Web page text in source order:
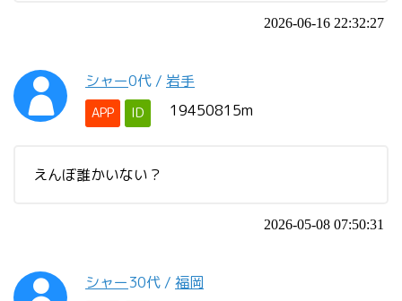
2026-06-16 22:32:27
シャー0代 / 岩手
APP ID 19450815m
えんぼ誰かいない？
2026-05-08 07:50:31
シャー30代 / 福岡